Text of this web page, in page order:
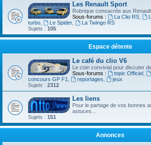
Les Renault Sport
Rubrique consacrée aux
Sous-forums :
La Clio RS,
turbo, Le Spider,
La Twingo RS
Sujets : 105
Espace détente
Le café du clio V6
Le coin convivial pour discuter
Sous-forums :
topic Officiel ,
concours GP F1, reportages,
jeux
Sujets : 2312
Les liens
Pour le partage de vos bonnes
astuces...
Sujets : 151
Annonces